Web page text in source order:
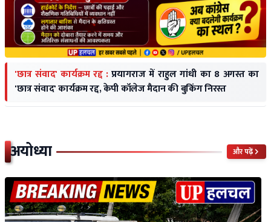
'छात्र संवाद' कार्यक्रम रद्द : प्रयागराज में राहुल गांधी का 8 अगस्त का
'छात्र संवाद' कार्यक्रम रद्द, केपी कॉलेज मैदान की बुकिंग निरस्त
अयोध्या और पढ़ें